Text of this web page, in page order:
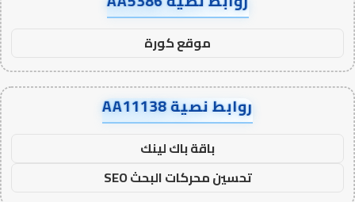
موقع كورة
روابط نصية AA11138
باقة باك لينك
تحسين محركات البحث SEO